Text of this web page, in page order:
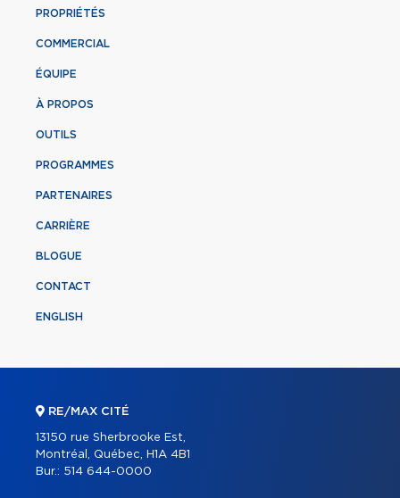
PROPRIÉTÉS
COMMERCIAL
ÉQUIPE
À PROPOS
OUTILS
PROGRAMMES
PARTENAIRES
CARRIÈRE
BLOGUE
CONTACT
ENGLISH
RE/MAX CITÉ
13150 rue Sherbrooke Est,
Montréal, Québec, H1A 4B1
Bur.: 514 644-0000